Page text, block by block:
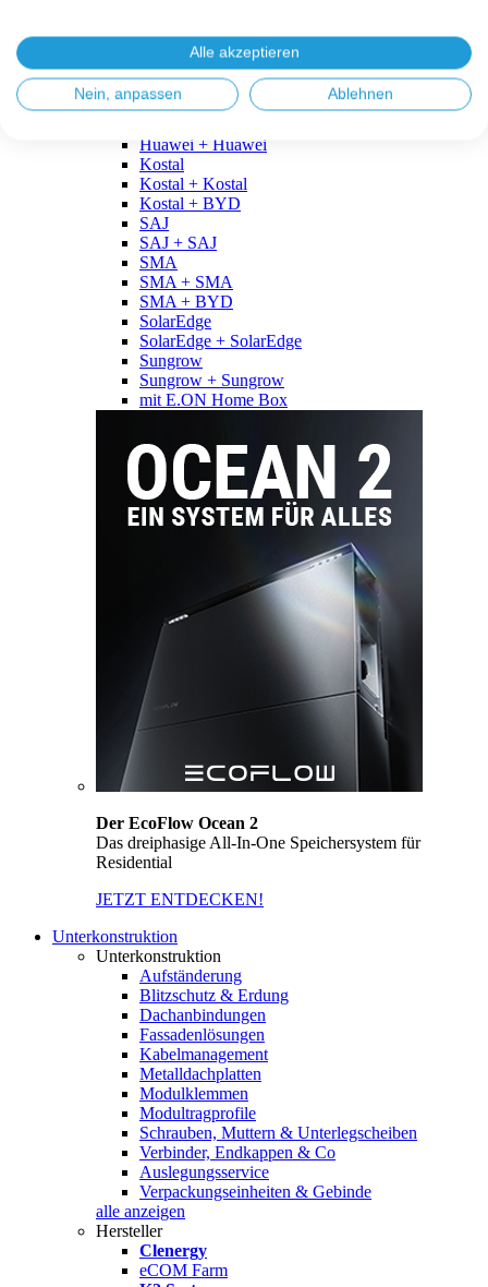
Fronius + BYD
GoodWe
GoodWe + GoodWe
GoodWe + BYD
Huawei + Huawei
Kostal
Kostal + Kostal
Kostal + BYD
SAJ
SAJ + SAJ
SMA
SMA + SMA
SMA + BYD
SolarEdge
SolarEdge + SolarEdge
Sungrow
Sungrow + Sungrow
mit E.ON Home Box
Der EcoFlow Ocean 2
Das dreiphasige All-In-One Speichersystem für
Residential
JETZT ENTDECKEN!
Unterkonstruktion
Unterkonstruktion
Aufständerung
Blitzschutz & Erdung
Dachanbindungen
Fassadenlösungen
Kabelmanagement
Metalldachplatten
Modulklemmen
Modultragprofile
Schrauben, Muttern & Unterlegscheiben
Verbinder, Endkappen & Co
Auslegungsservice
Verpackungseinheiten & Gebinde
alle anzeigen
Hersteller
Clenergy
eCOM Farm
Alle akzeptieren
Nein, anpassen Ablehnen